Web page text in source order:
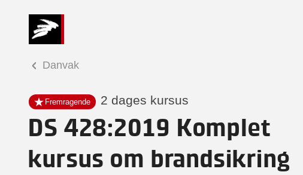
Danvak
Fremragende 2 dages kursus
DS 428:2019 Komplet
kursus om brandsikring